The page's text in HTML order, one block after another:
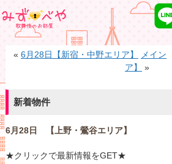
« 6月28日【新宿・中野エリア】 メイン
ア】
»
新着物件
6月28日 【上野・鶯谷エリア】
★クリックで最新情報をGET★